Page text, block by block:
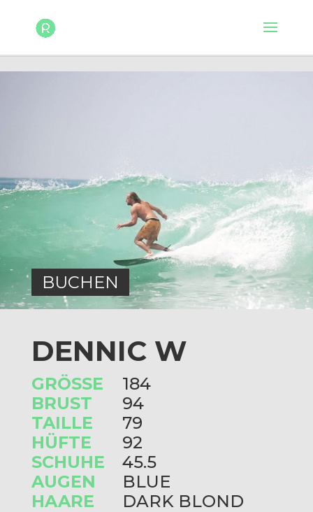
BUCHEN
DENNIC W
GRÖSSE
BRUST
TAILLE
HÜFTE
SCHUHE
AUGEN
HAARE
184
94
79
92
45.5
BLUE
DARK BLOND